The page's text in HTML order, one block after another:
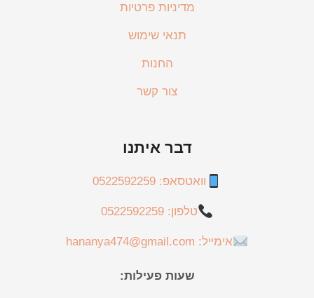
מדיניות פרטיות
תנאי שימוש
החנות
צור קשר
דבר איתנו
וואטסאפ: 0522592259
טלפון: 0522592259
אימייל: hananya474@gmail.com
שעות פעילות: